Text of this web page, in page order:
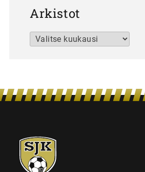
Arkistot
Arkistot
SJK-
juniorit